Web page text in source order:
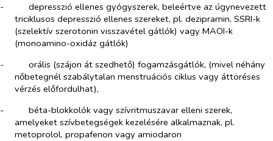
-​
depresszió ellenes gyógyszerek, beleértve az úgynevezett
triciklusos depresszió ellenes szereket, pl. dezipramin, SSRI-k
(szelektív szerotonin visszavétel gátlók) vagy MAOI-k
(monoamino-oxidáz gátlók)
-​
orális (szájon át szedhető) fogamzásgátlók, (mivel néhány
nőbetegnél szabálytalan menstruációs ciklus vagy áttöréses
vérzés előfordulhat),
-​
béta-blokkolók vagy szívritmuszavar elleni szerek,
amelyeket szívbetegségek kezelésére alkalmaznak, pl.
metoprolol, propafenon vagy amiodaron